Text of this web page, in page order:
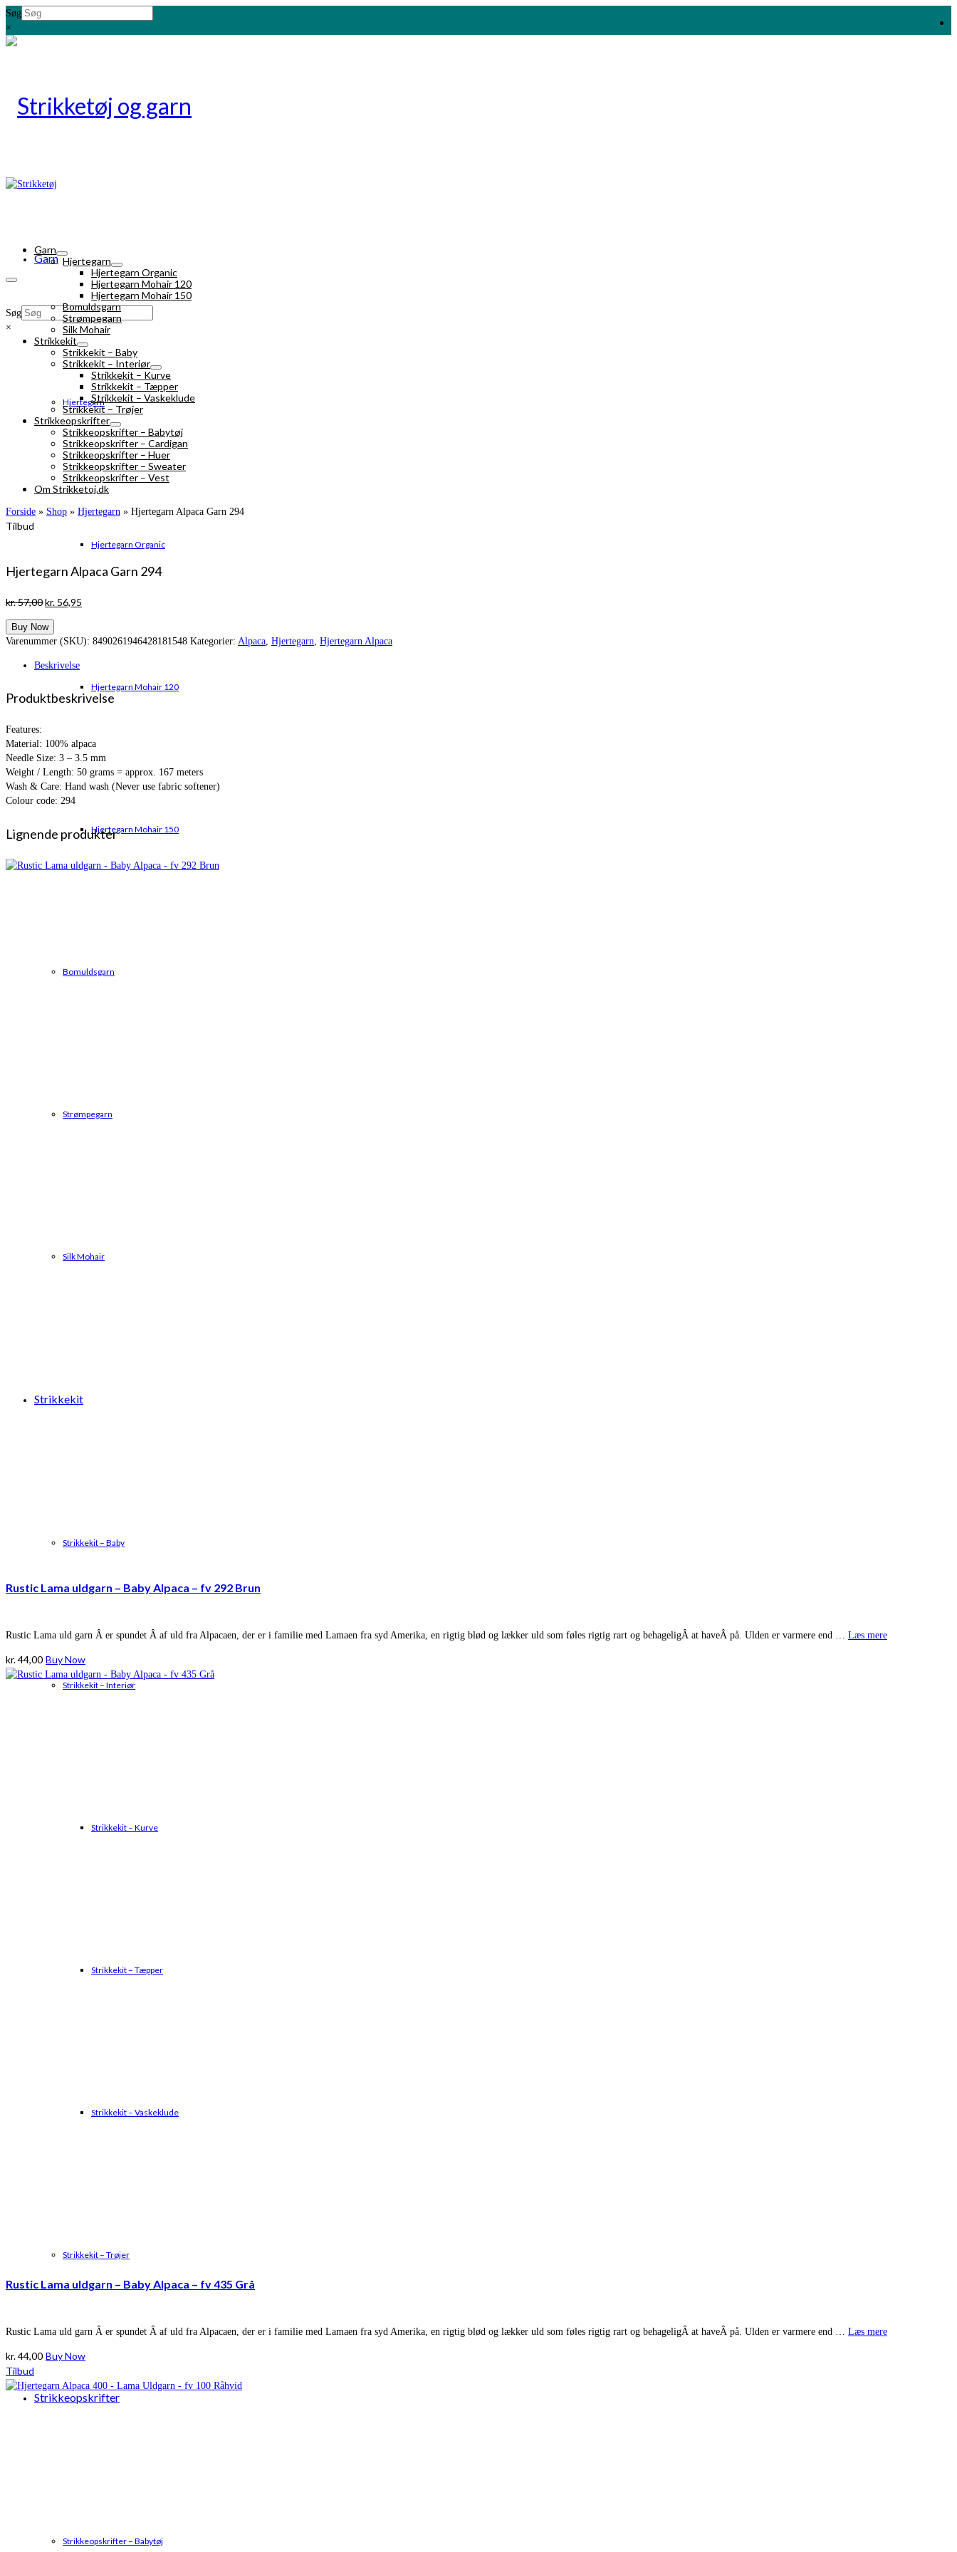
Søg
×
Garn
Hjertegarn
Hjertegarn Organic
Hjertegarn Mohair 120
Hjertegarn Mohair 150
Bomuldsgarn
Strømpegarn
Silk Mohair
Strikkekit
Strikkekit – Baby
Strikkekit – Interiør
Strikkekit – Kurve
Strikkekit – Tæpper
Strikkekit – Vaskeklude
Strikkekit – Trøjer
Strikkeopskrifter
Strikkeopskrifter – Babytøj
Søg
×
Garn
Hjertegarn
Hjertegarn Organic
Hjertegarn Mohair 120
Hjertegarn Mohair 150
Bomuldsgarn
Strømpegarn
Silk Mohair
Strikkekit
Strikkekit – Baby
Strikkekit – Interiør
Strikkekit – Kurve
Strikkekit – Tæpper
Strikkekit – Vaskeklude
Strikkekit – Trøjer
Strikkeopskrifter
Strikkeopskrifter – Babytøj
Strikkeopskrifter – Cardigan
Strikkeopskrifter – Huer
Strikkeopskrifter – Sweater
Strikkeopskrifter – Vest
Om Strikketoj.dk
Forside » Shop » Hjertegarn » Hjertegarn Alpaca Garn 294
Tilbud
Hjertegarn Alpaca Garn 294
kr.57,00Den
pris
var:
kr. 56,95
er:
Buy Now
Varenummer (SKU): 8490261946428181548 Kategorier: Alpaca, Hjertegarn, Hjertegarn Alpaca
Beskrivelse
Produktbeskrivelse
Features:
Material: 100% alpaca
Needle Size: 3 – 3.5 mm
Weight / Length: 50 grams = approx. 167 meters
Wash & Care: Hand wash (Never use fabric softener)
Colour code: 294
Lignende produkter
Rustic Lama uldgarn – Baby Alpaca – fv 292 Brun
Rustic Lama uld garn Â er spundet Â af uld fra Alpacaen, der er i familie med Lamaen fra syd Amerika, en rigtig blød og lækker uld som føles rigtig rart og behageligÂ at haveÂ på. Ulden er varmere end … Læs mere
kr.44,00 Buy Now
Rustic Lama uldgarn – Baby Alpaca – fv 435 Grå
Rustic Lama uld garn Â er spundet Â af uld fra Alpacaen, der er i familie med Lamaen fra syd Amerika, en rigtig blød og lækker uld som føles rigtig rart og behageligÂ at haveÂ på. Ulden er varmere end … Læs mere
kr.44,00 Buy Now
Tilbud